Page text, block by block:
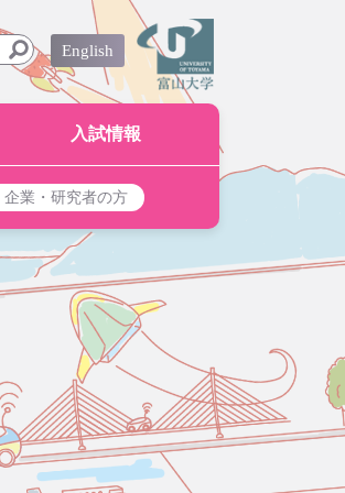
English
入試情報
企業・研究者の方